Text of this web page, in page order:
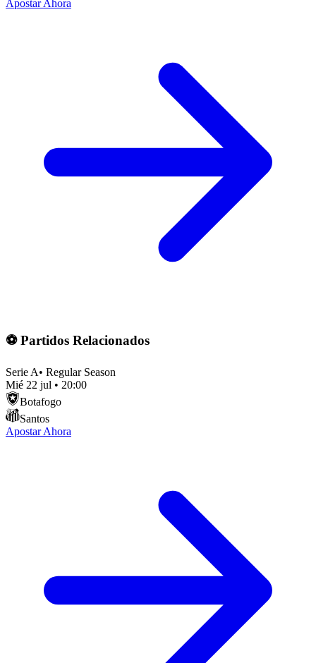
Apostar Ahora
⚽ Partidos Relacionados
Serie A• Regular Season
Mié 22 jul • 20:00
Botafogo
Santos
Apostar Ahora